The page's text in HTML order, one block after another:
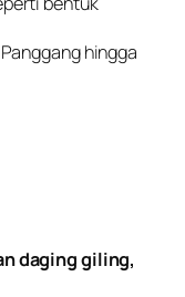
hingga
daging giling,